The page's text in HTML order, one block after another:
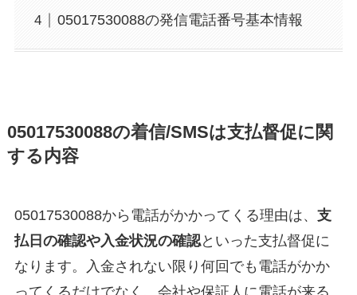
05017530088の発信電話番号基本情報
05017530088の着信/SMSは支払督促に関
する内容
05017530088から電話がかかってくる理由は、 支
払日の確認や入金状況の確認といった支払督促に
なります。入金されない限り何回でも電話がかか